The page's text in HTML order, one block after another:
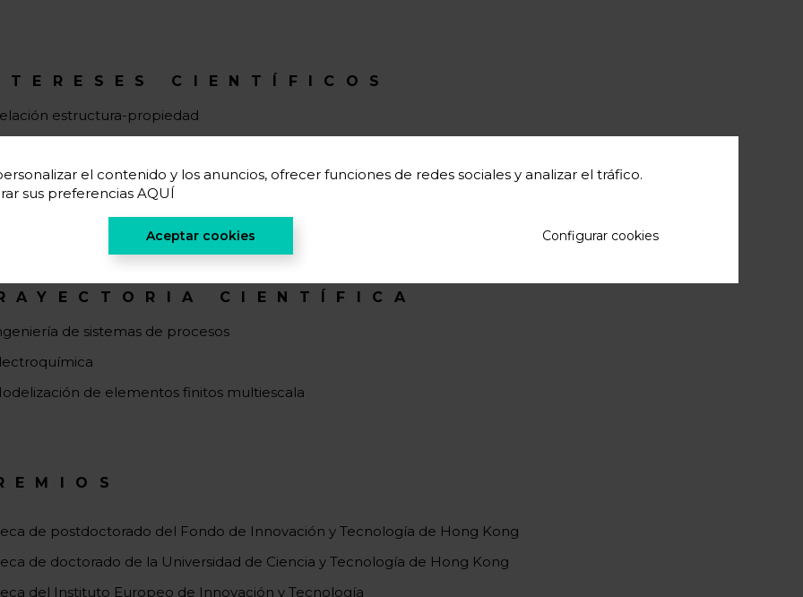
CIENTÍFICOS
estructura-propiedad
de metal estable
de mecanismos mediante modelización computacional
CIENTÍFICA
de sistemas de procesos
de elementos finitos multiescala
de postdoctorado del Fondo de Innovación y Tecnología de Hong Kong
de doctorado de la Universidad de Ciencia y Tecnología de Hong Kong
del Instituto Europeo de Innovación y Tecnología
el contenido y los anuncios, ofrecer funciones de redes sociales y analizar el tráfico.
sus preferencias AQUÍ
Aceptar cookies Configurar cookies